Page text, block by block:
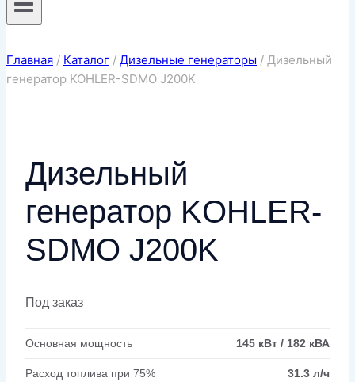
Главная / Каталог / Дизельные генераторы / Дизельный
генератор KOHLER-SDMO J200K
Дизельный
генератор KOHLER-
SDMO J200K
Под заказ
Основная мощность 145 кВт / 182 кВА
Расход топлива при 75% 31.3 л/ч